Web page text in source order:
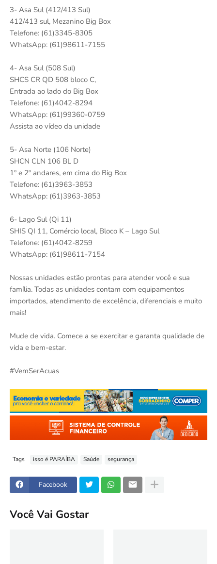
3- Asa Sul (412/413 Sul)
412/413 sul, Mezanino Big Box
Telefone: (61)3345-8305
WhatsApp: (61)98611-7155
4- Asa Sul (508 Sul)
SHCS CR QD 508 bloco C,
Entrada ao lado do Big Box
Telefone: (61)4042-8294
WhatsApp: (61)99360-0759
Assista ao vídeo da unidade
5- Asa Norte (106 Norte)
SHCN CLN 106 BL D
1º e 2º andares, em cima do Big Box
Telefone: (61)3963-3853
WhatsApp: (61)3963-3853
6- Lago Sul (Qi 11)
SHIS QI 11, Comércio local, Bloco K – Lago Sul
Telefone: (61)4042-8259
WhatsApp: (61)98611-7154
Nossas unidades estão prontas para atender você e sua
família. Todas as unidades contam com equipamentos
importados, atendimento de excelência, diferenciais e muito
mais!
Mude de vida. Comece a se exercitar e garanta qualidade de
vida e bem-estar.
#VemSerAcuas
Tags isso é PARAÍBA Saúde segurança
Facebook
Você Vai Gostar